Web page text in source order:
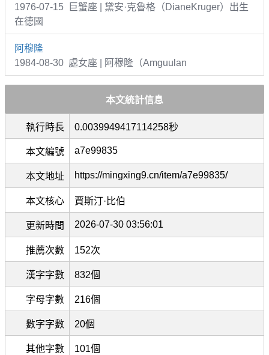
1976-07-15 巨蟹座 | 黛安·克魯格（DianeKruger）出生
在德國
阿穆隆
1984-08-30 處女座 | 阿穆隆（Amguulan
本文統計信息
執行時長 0.0039949417114258秒
本文編號 a7e99835
本文地址 https://mingxing9.cn/item/a7e99835/
本文核心 賈斯汀·比伯
更新時間 2026-07-30 03:56:01
推薦次數 152次
漢字字數 832個
字母字數 216個
數字字數 20個
其他字數 101個